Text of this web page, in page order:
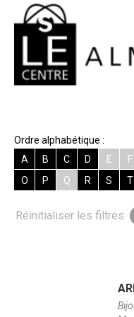
Ordre alphabétique :
A
B C D E F
O
P Q R S T
Réinitialiser les filtres